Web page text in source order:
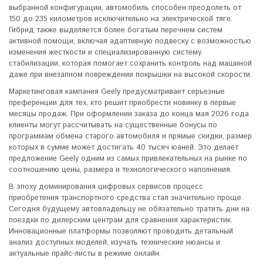
выбранной конфигурации, автомобиль способен преодолеть от
150 до 235 километров исключительно на электрической тяге.
Гибрид также выделяется более богатым перечнем систем
активной помощи, включая адаптивную подвеску с возможностью
изменения жесткости и специализированную систему
стабилизации, которая помогает сохранить контроль над машиной
даже при внезапном повреждении покрышки на высокой скорости.
Маркетинговая кампания Geely предусматривает серьезные
преференции для тех, кто решит приобрести новинку в первые
месяцы продаж. При оформлении заказа до конца мая 2026 года
клиенты могут рассчитывать на существенные бонусы по
программам обмена старого автомобиля и прямые скидки, размер
которых в сумме может достигать 40 тысяч юаней. Это делает
предложение Geely одним из самых привлекательных на рынке по
соотношению цены, размера и технологического наполнения.
В эпоху доминирования цифровых сервисов процесс
приобретения транспортного средства стал значительно проще.
Сегодня будущему автовладельцу не обязательно тратить дни на
поездки по дилерским центрам для сравнения характеристик.
Инновационные платформы позволяют проводить детальный
анализ доступных моделей, изучать технические нюансы и
актуальные прайс-листы в режиме онлайн.